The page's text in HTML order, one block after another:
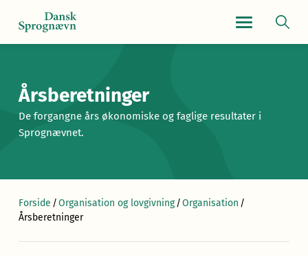
Årsberetninger
De forgangne års økonomiske og faglige resultater i
Sprognævnet.
Forside /Organisation og lovgivning/Organisation /
Årsberetninger